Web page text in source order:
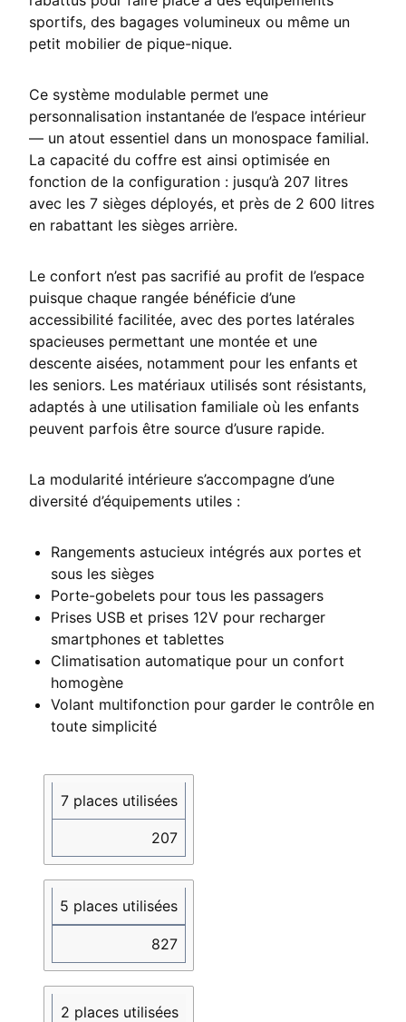
sportifs, des bagages volumineux ou même un
petit mobilier de pique-nique.
Ce système modulable permet une
personnalisation instantanée de l’espace intérieur
— un atout essentiel dans un monospace familial.
La capacité du coffre est ainsi optimisée en
fonction de la configuration : jusqu’à 207 litres
avec les 7 sièges déployés, et près de 2 600 litres
en rabattant les sièges arrière.
Le confort n’est pas sacrifié au profit de l’espace
puisque chaque rangée bénéficie d’une
accessibilité facilitée, avec des portes latérales
spacieuses permettant une montée et une
descente aisées, notamment pour les enfants et
les seniors. Les matériaux utilisés sont résistants,
adaptés à une utilisation familiale où les enfants
peuvent parfois être source d’usure rapide.
La modularité intérieure s’accompagne d’une
diversité d’équipements utiles :
Rangements astucieux intégrés aux portes et
sous les sièges
Porte-gobelets pour tous les passagers
Prises USB et prises 12V pour recharger
smartphones et tablettes
Climatisation automatique pour un confort
homogène
Volant multifonction pour garder le contrôle en
toute simplicité
bagages
7 places utilisées
207
5 places utilisées
827
2 places utilisées